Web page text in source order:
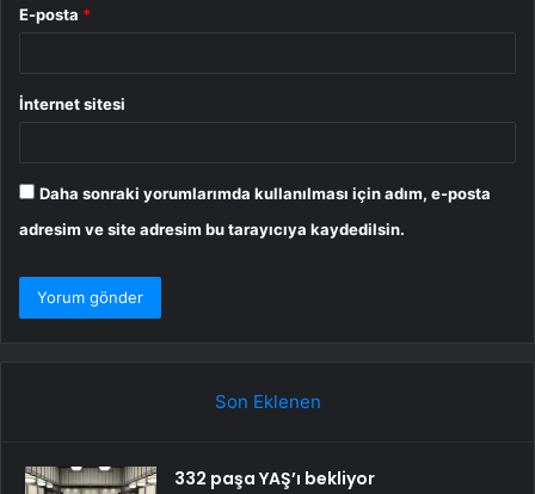
E-posta *
İnternet sitesi
Daha sonraki yorumlarımda kullanılması için adım, e-posta
adresim ve site adresim bu tarayıcıya kaydedilsin.
Son Eklenen
332 paşa YAŞ’ı bekliyor